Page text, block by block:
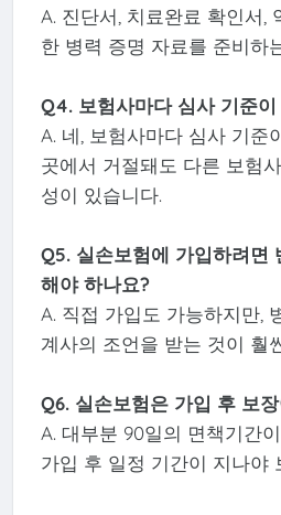
A. 진단서, 치료완료 확인서,
한 병력 증명 자료를 준비하
Q4. 보험사마다 심사 기준
A. 네, 보험사마다 심사 기준
곳에서 거절돼도 다른 보험
성이 있습니다.
Q5. 실손보험에 가입하려면
해야 하나요?
A. 직접 가입도 가능하지만,
계사의 조언을 받는 것이 훨
Q6. 실손보험은 가입 후 보
A. 대부분 90일의 면책기간
가입 후 일정 기간이 지나야